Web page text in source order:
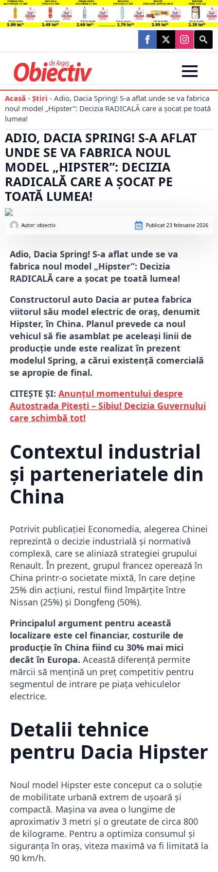
Search
for:
Acasă - Știri - Adio, Dacia Spring! S-a aflat unde se va fabrica
noul model „Hipster”: Decizia RADICALĂ care a șocat pe toată
lumea!
ADIO, DACIA SPRING! S-A AFLAT
UNDE SE VA FABRICA NOUL
MODEL „HIPSTER”: DECIZIA
RADICALĂ CARE A ȘOCAT PE
TOATĂ LUMEA!
Autor: obiectiv Publicat 23 februarie 2026
Adio, Dacia Spring! S-a aflat unde se va
fabrica noul model „Hipster”: Decizia
RADICALĂ care a șocat pe toată lumea!
Constructorul auto Dacia ar putea fabrica
viitorul său model electric de oraș, denumit
Hipster, în China. Planul prevede ca noul
vehicul să fie asamblat pe aceleași linii de
producție unde este realizat în prezent
modelul Spring, a cărui existență comercială
se apropie de final.
CITEȘTE ȘI: Anunțul momentului despre
Autostrada Pitești – Sibiu! Decizia Guvernului
care schimbă tot!
Contextul industrial
și parteneriatele din
China
Potrivit publicației Economedia, alegerea Chinei
reprezintă o decizie industrială și normativă
complexă, care se aliniază strategiei grupului
Renault. În prezent, grupul francez operează în
China printr-o societate mixtă, în care deține
25% din acțiuni, restul fiind împărțite între
Nissan (25%) și Dongfeng (50%).
Principalul argument pentru această
localizare este cel financiar, costurile de
producție în China fiind cu 30% mai mici
decât în Europa. Această diferență permite
mărcii să mențină un preț competitiv pentru
segmentul de intrare pe piața vehiculelor
electrice.
Detalii tehnice
pentru Dacia Hipster
Noul model Hipster este conceput ca o soluție
de mobilitate urbană extrem de ușoară și
compactă. Mașina va avea o lungime de
aproximativ 3 metri și o greutate de circa 800
de kilograme. Pentru a optimiza consumul și
siguranța în oraș, viteza maximă va fi limitată la
90 km/h.